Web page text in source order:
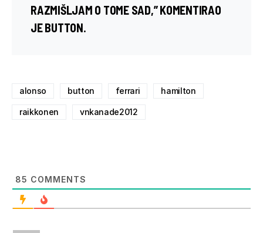
RAZMIŠLJAM O TOME SAD,” KOMENTIRAO
JE BUTTON.
alonso button ferrari hamilton
raikkonen vnkanade2012
85 COMMENTS